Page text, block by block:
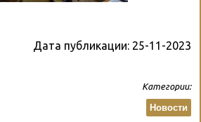
Дата публикации: 25-11-2023
Категории:
Новости